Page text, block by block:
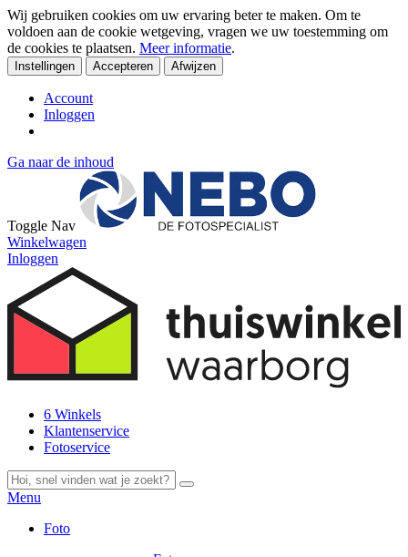
Wij gebruiken cookies om uw ervaring beter te maken. Om te
voldoen aan de cookie wetgeving, vragen we uw toestemming om
de cookies te plaatsen. Meer informatie.
Instellingen Accepteren Afwijzen
Account
Inloggen
Ga naar de inhoud
Toggle Nav
Winkelwagen
Inloggen
6 Winkels
Klantenservice
Fotoservice
Menu
Foto